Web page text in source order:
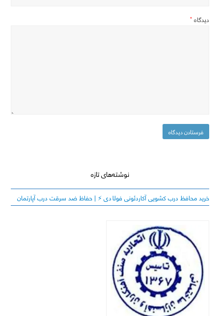
دیدگاه*
نوشته‌های تازه
خرید محافظ درب کشویی آکاردئونی فولادی ⚡️ | حفاظ ضد سرقت درب آپارتمان